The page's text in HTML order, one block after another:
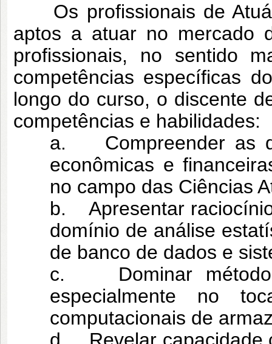
Os profissionais de
aptos a atuar no mercado
profissionais, no sentido
competências específicas
longo do curso, o discente
competências e habilidades:
a. Compreender as
econômicas e
no campo das Ciências
b. Apresentar
domínio de análise
de banco de dados e
c. Dominar
especialmente no
computacionais de